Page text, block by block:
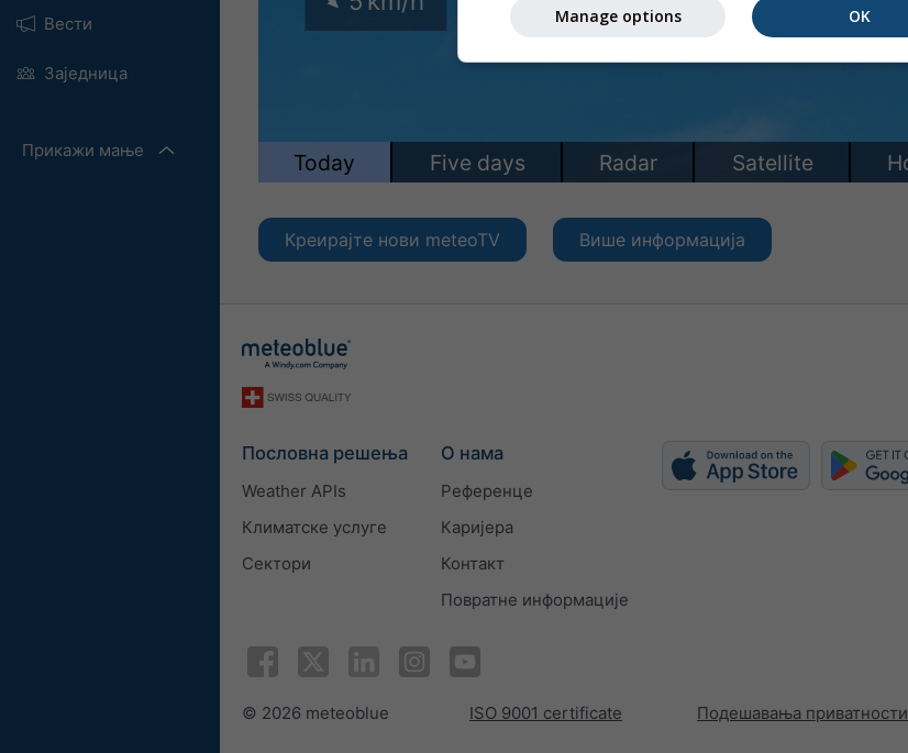
Вести
Заједница
Прикажи мање
Креирајте нови meteoTV Више информација
Пословна решења
Weather APIs
Климатске услуге
Сектори
О нама
Референце
Каријера
Контакт
Повратне информације
© 2026 meteoblue ISO 9001 certificate Подешавања приватности
OK
Manage options